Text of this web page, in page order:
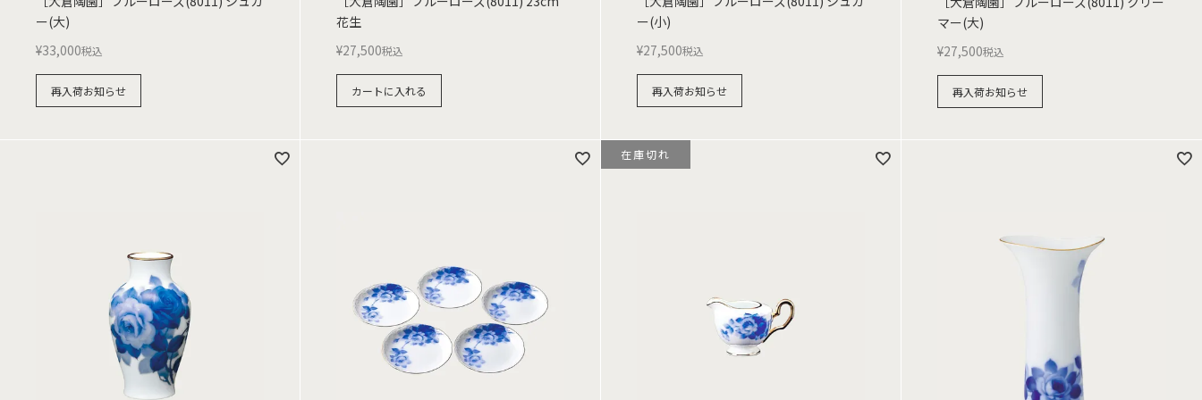
ー(大)
¥33,000税込
再入荷お知らせ
花生
¥27,500税込
カートに入れる
ー(小)
¥27,500税込
再入荷お知らせ
マー(大)
¥27,500税込
再入荷お知らせ
在庫切れ